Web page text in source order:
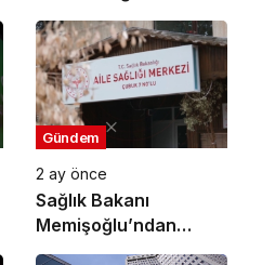
Yönelik Savunma
Amaçlı Saldırıların
Tamamlandığını
Duyurdu
Gündem
2 ay önce
Sağlık Bakanı
Memişoğlu’ndan
Koruyucu Sağlık